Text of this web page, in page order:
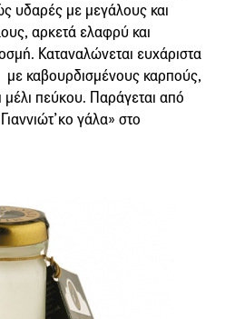
υδαρές με μεγάλους και
αρκετά ελαφρύ και
Καταναλώνεται ευχάριστα
με καβουρδισμένους καρπούς,
πεύκου. Παράγεται από
γάλα» στο